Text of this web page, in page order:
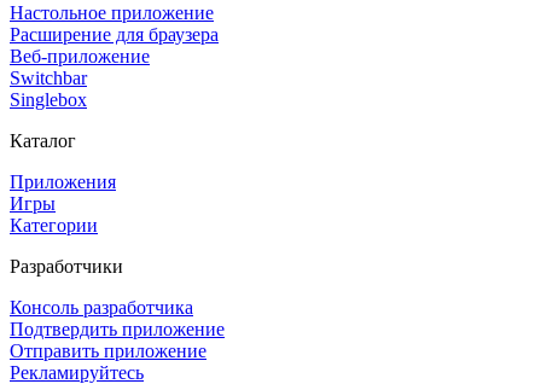
Настольное приложение
Расширение для браузера
Веб-приложение
Switchbar
Singlebox
Каталог
Приложения
Игры
Категории
Разработчики
Консоль разработчика
Подтвердить приложение
Отправить приложение
Рекламируйтесь